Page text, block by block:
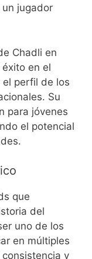
jugador
Chadli en
en el
el perfil de los
Su
para jóvenes
el potencial
que
del
uno de los
en múltiples
y